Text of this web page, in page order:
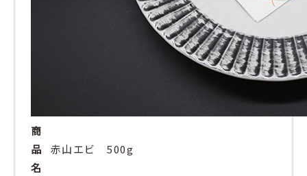
商
品
名
赤山エビ 500g